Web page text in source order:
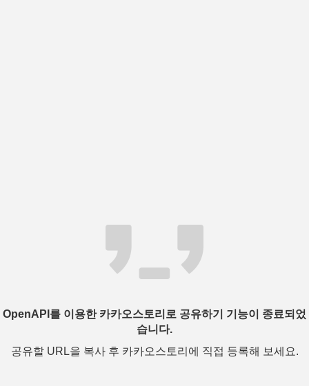
OpenAPI를 이용한 카카오스토리로 공유하기 기능이 종료되었
습니다.
공유할 URL을 복사 후 카카오스토리에 직접 등록해 보세요.